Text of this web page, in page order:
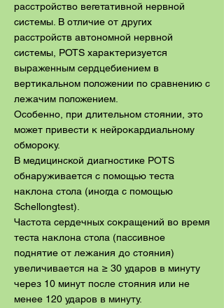
расстройство вегетативной нервной
системы. В отличие от других
расстройств автономной нервной
системы, POTS характеризуется
выраженным сердцебиением в
вертикальном положении по сравнению с
лежачим положением.
Особенно, при длительном стоянии, это
может привести к нейрокардиальному
обмороку.
В медицинской диагностике PОTS
обнаруживается с помощью теста
наклона стола (иногда с помощью
Schellongtest).
Частота сердечных сокращений во время
теста наклона стола (пассивное
поднятие от лежания до стояния)
увеличивается на ≥ 30 ударов в минуту
через 10 минут после стояния или не
менее 120 ударов в минуту.